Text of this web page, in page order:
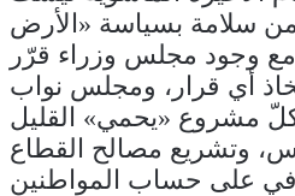
سلامة بسياسة «الأرض
مع وجود مجلس وزراء قرّر
أي قرار، ومجلس نواب
مشروع «يحمي» القليل
وتشريع مصالح القطاع